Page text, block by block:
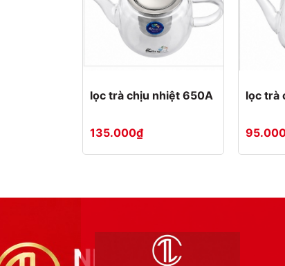
lọc trà chịu nhiệt 650A
135.000₫
lọc trà